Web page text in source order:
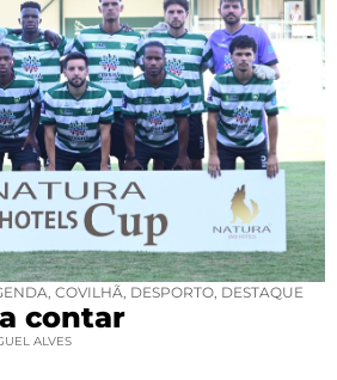
COVILHÃ DESPORTO DESTAQUE
contar
ALVES